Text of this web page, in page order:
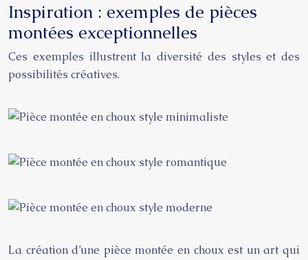
Inspiration : exemples de pièces
montées exceptionnelles
Ces exemples illustrent la diversité des styles et des
possibilités créatives.
La création d’une pièce montée en choux est un art qui